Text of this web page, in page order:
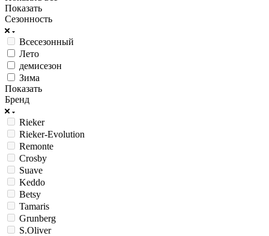
Показать
Сезонность
Всесезонный
Лето
демисезон
Зима
Показать
Бренд
Rieker
Rieker-Evolution
Remonte
Crosby
Suave
Keddo
Betsy
Tamaris
Grunberg
S.Oliver